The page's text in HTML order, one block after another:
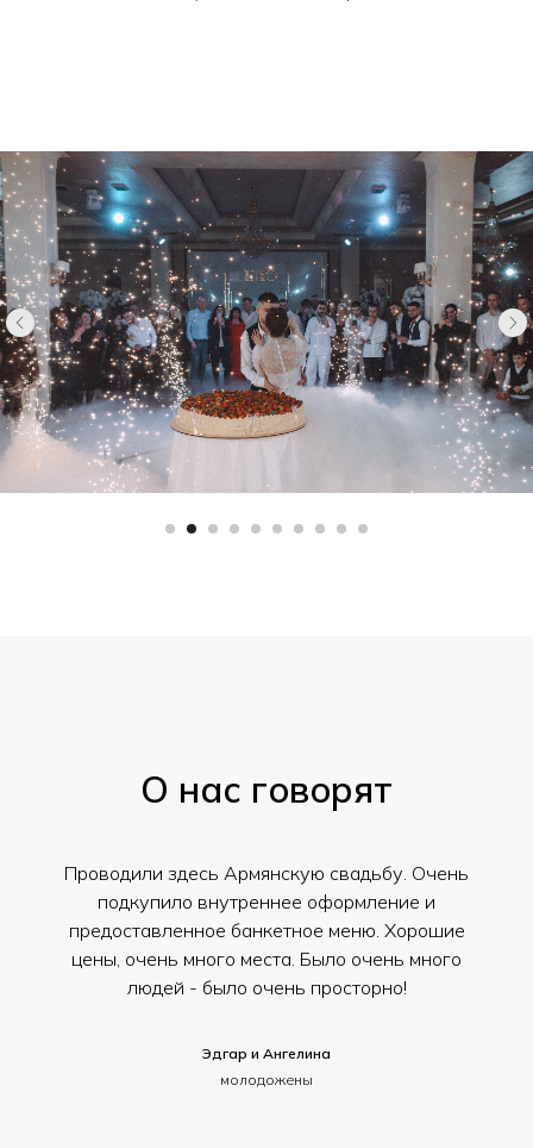
О нас говорят
Проводили здесь Армянскую свадьбу. Очень
подкупило внутреннее оформление и
предоставленное банкетное меню. Хорошие
цены, очень много места. Было очень много
людей - было очень просторно!
Эдгар и Ангелина
молодожены